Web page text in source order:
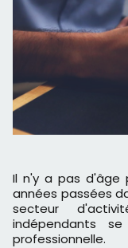
Il n'y a pas d'âge pour changer de métier. Après des
années passées
secteur
indépendants
professionnelle.